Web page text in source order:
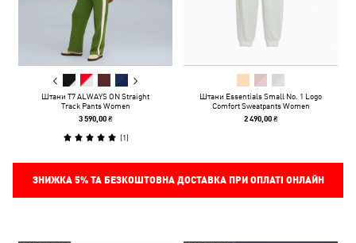
Штани T7 ALWAYS ON Straight
Track Pants Women
3 590,00 ₴
(1)
Штани Essentials Small No. 1 Logo
Comfort Sweatpants Women
2 490,00 ₴
ЗНИЖКА 5%ТА БЕЗКОШТОВНА ДОСТАВКА ПРИ ОПЛАТІ ОНЛАЙН